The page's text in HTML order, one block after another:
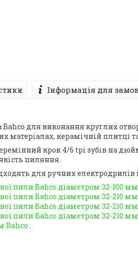
Інформація для
для виконання круглих
матеріалах, керамічній плитці
крок 4/6 tpi зубів на
пиляння.
для ручних електродрилів
пили Bahco діаметром 32-100
пили Bahco діаметром 32-210
пили Bahco діаметром 32-210
пили Bahco діаметром 32-210 мм
Bahco .